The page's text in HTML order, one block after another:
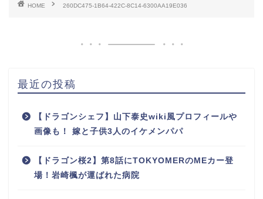
HOME 260DC475-1B64-422C-8C14-6300AA19E036
最近の投稿
【ドラゴンシェフ】山下泰史wiki風プロフィールや
画像も！ 嫁と子供3人のイケメンパパ
【ドラゴン桜2】第8話にTOKYOMERのMEカー登
場！岩崎楓が運ばれた病院